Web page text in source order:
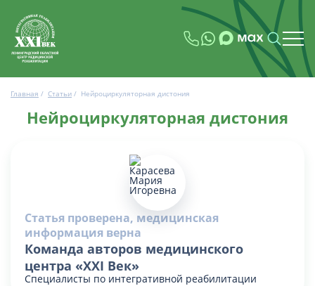
Главная / Статьи / Нейроциркуляторная дистония
Нейроциркуляторная дистония
Статья проверена, медицинская
информация верна
Команда авторов медицинского
центра «XXI Век»
Специалисты по интегративной реабилитации